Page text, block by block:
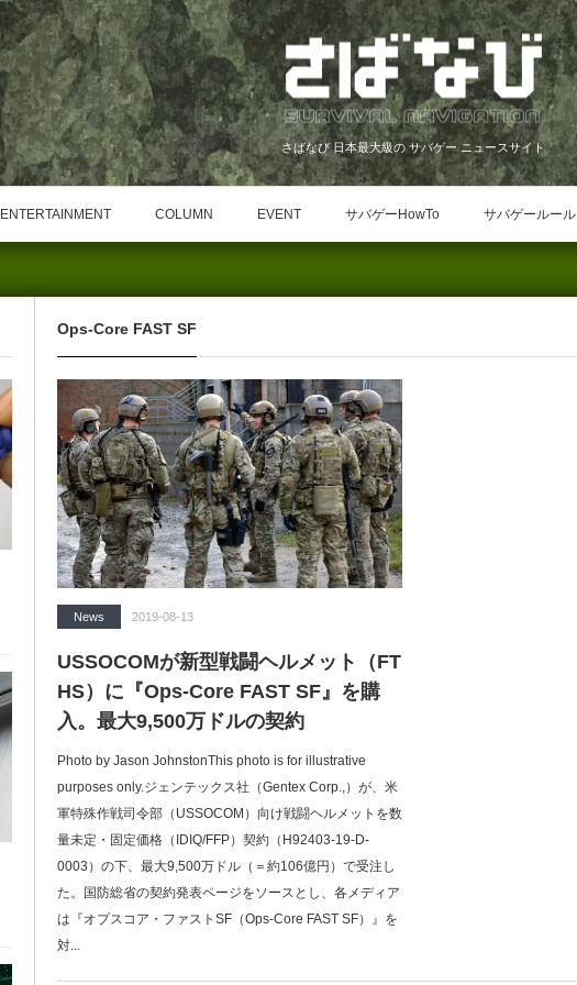
さばなび 日本最大級の サバゲー ニュースサイト
ENTERTAINMENT COLUMN EVENT サバゲーHowTo サバゲールール
Ops-Core FAST SF
News 2019-08-13
USSOCOMが新型戦闘ヘルメット（FT
HS）に『Ops-Core FAST SF』を購
入。最大9,500万ドルの契約
Photo by Jason JohnstonThis photo is for illustrative
purposes only.ジェンテックス社（Gentex Corp.,）が、米
軍特殊作戦司令部（USSOCOM）向け戦闘ヘルメットを数
量未定・固定価格（IDIQ/FFP）契約（H92403-19-D-
0003）の下、最大9,500万ドル（＝約106億円）で受注し
た。国防総省の契約発表ページをソースとし、各メディア
は『オプスコア・ファストSF（Ops-Core FAST SF）』を
対...